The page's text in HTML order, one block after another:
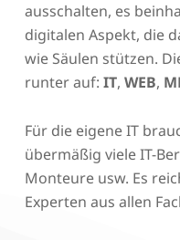
ausschalten, es
digitalen Aspekt, die
wie Säulen stützen.
runter auf:IT,WEB,
Für die eigene IT
übermäßig viele IT-
Monteure usw. Es
Experten aus allen